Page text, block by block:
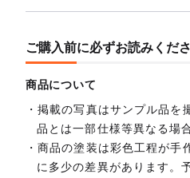
ご購入前に必ずお読みくだ
商品について
掲載の写真はサンプル品を
品とは一部仕様等異なる場
商品の塗装は彩色工程が手
に多少の差異があります。